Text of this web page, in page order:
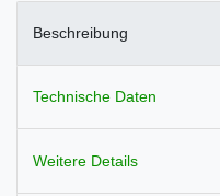
Beschreibung
Technische Daten
Weitere Details